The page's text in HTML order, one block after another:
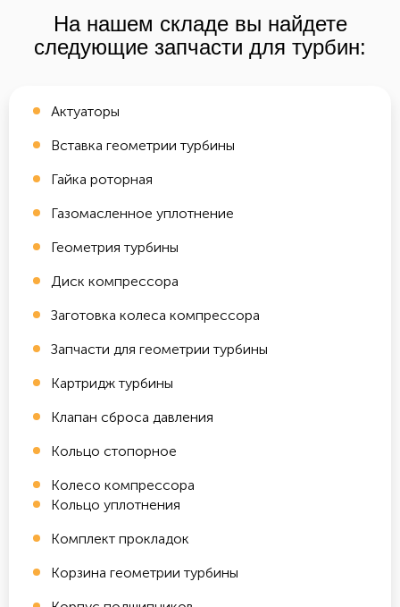
На нашем складе вы найдете
следующие запчасти для турбин:
Актуаторы
Вставка геометрии турбины
Гайка роторная
Газомасленное уплотнение
Геометрия турбины
Диск компрессора
Заготовка колеса компрессора
Запчасти для геометрии турбины
Картридж турбины
Клапан сброса давления
Кольцо стопорное
Колесо компрессора
Кольцо уплотнения
Комплект прокладок
Корзина геометрии турбины